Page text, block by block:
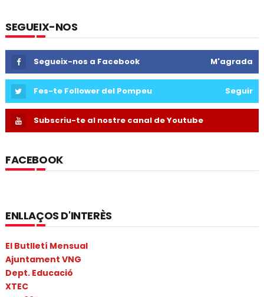
SEGUEIX-NOS
Segueix-nos a Facebook M'agrada
Fes-te Follower del Pompeu Seguir
Subscriu-te al nostre canal de Youtube
FACEBOOK
ENLLAÇOS D'INTERÈS
El Butlletí Mensual
Ajuntament VNG
Dept. Educació
XTEC